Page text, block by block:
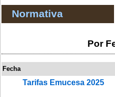
Normativa
Por
Fecha
Tarifas Emucesa 2025